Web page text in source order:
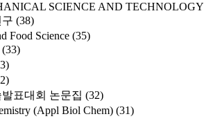
SCIENCE AND TECHNOLOGY
(38)
Food Science (35)
(33)
표대회 논문집 (32)
(Appl Biol Chem) (31)